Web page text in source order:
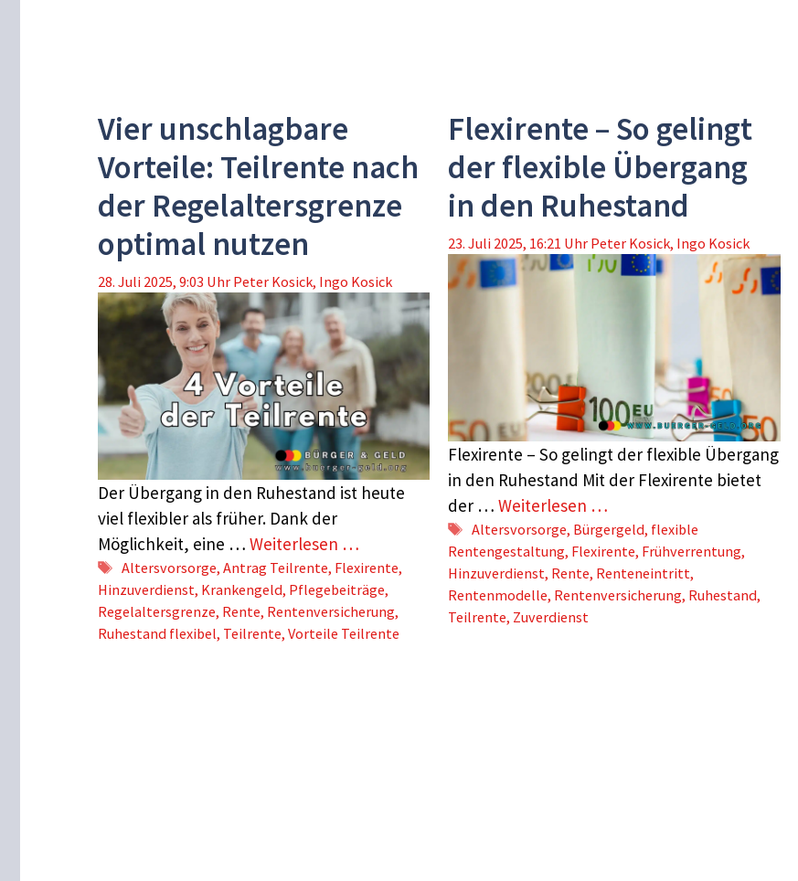
Vier unschlagbare
Vorteile: Teilrente nach
der Regelaltersgrenze
optimal nutzen
28. Juli 2025, 9:03 Uhr Peter Kosick, Ingo Kosick
Der Übergang in den Ruhestand ist heute
viel flexibler als früher. Dank der
Möglichkeit, eine … Weiterlesen …
Schlagwörter
Altersvorsorge, Antrag Teilrente, Flexirente,
Hinzuverdienst, Krankengeld, Pflegebeiträge,
Regelaltersgrenze, Rente, Rentenversicherung,
Ruhestand flexibel, Teilrente, Vorteile Teilrente
Flexirente – So gelingt
der flexible Übergang
in den Ruhestand
23. Juli 2025, 16:21 Uhr Peter Kosick, Ingo Kosick
Flexirente – So gelingt der flexible Übergang
in den Ruhestand Mit der Flexirente bietet
der …Weiterlesen …
Schlagwörter
Altersvorsorge, Bürgergeld, flexible
Rentengestaltung, Flexirente, Frühverrentung,
Hinzuverdienst, Rente, Renteneintritt,
Rentenmodelle, Rentenversicherung, Ruhestand,
Teilrente, Zuverdienst